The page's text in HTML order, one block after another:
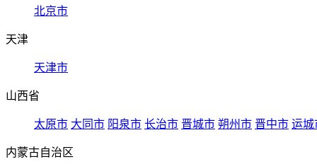
北京市
天津
天津市
山西省
太原市 大同市 阳泉市 长治市 晋城市 朔州市 晋中市 运城
内蒙古自治区